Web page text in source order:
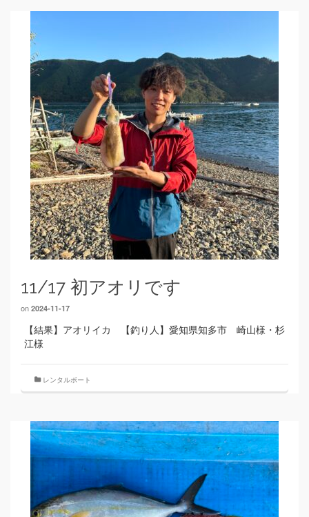
11/17 初アオリです
on 2024-11-17
【結果】アオリイカ 【釣り人】愛知県知多市 崎山様・杉
江様
レンタルボート